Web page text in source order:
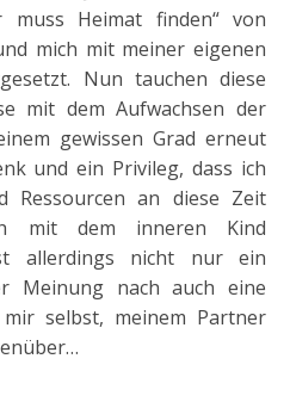
Heimat finden“ von
mich mit meiner eigenen
Nun tauchen diese
mit dem Aufwachsen der
gewissen Grad erneut
und ein Privileg, dass ich
Ressourcen an diese Zeit
mit dem inneren Kind
allerdings nicht nur ein
Meinung nach auch eine
selbst, meinem Partner